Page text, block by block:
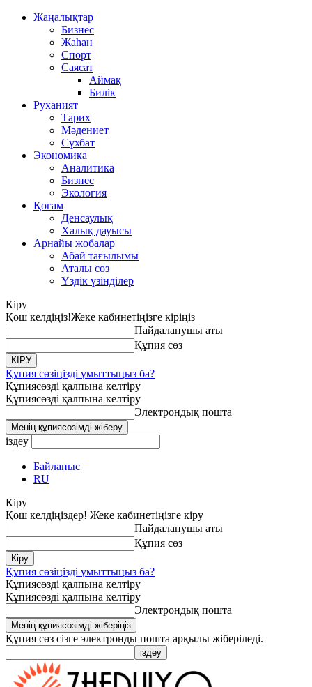
Жаңалықтар
Бизнес
Жаһан
Спорт
Саясат
Аймақ
Билік
Руханият
Тарих
Мәдениет
Сұхбат
Экономика
Аналитика
Бизнес
Экология
Қоғам
Денсаулық
Халық дауысы
Арнайы жобалар
Абай тағылымы
Аталы сөз
Үздік үзінділер
Кіру
Қош келдіңіз!Жеке кабинетіңізге кіріңіз
Пайдаланушы аты
Құпия сөз
Құпия сөзіңізді ұмыттыңыз ба?
Құпиясөзді қалпына келтіру
Құпиясөзді қалпына келтіру
Электрондық пошта
іздеу
Байланыс
RU
Кіру
Қош келдіңіздер! Жеке кабинетіңізге кіру
Пайдаланушы аты
Құпия сөз
Құпия сөзіңізді ұмыттыңыз ба?
Құпиясөзді қалпына келтіру
Құпиясөзді қалпына келтіру
Электрондық пошта
Құпия сөз сізге электронды пошта арқылы жіберіледі.